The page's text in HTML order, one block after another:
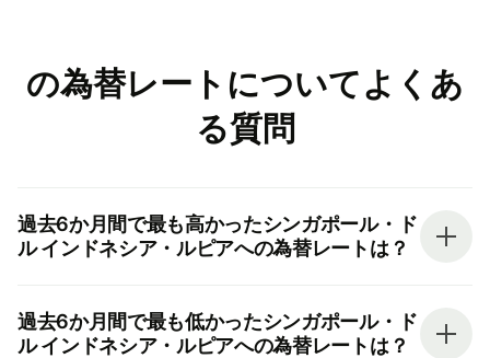
の為替レートについてよくあ
る質問
過去6か月間で最も高かったシンガポール・ド
ル インドネシア・ルピアへの為替レートは？
過去6か月間で最も低かったシンガポール・ド
ル インドネシア・ルピアへの為替レートは？